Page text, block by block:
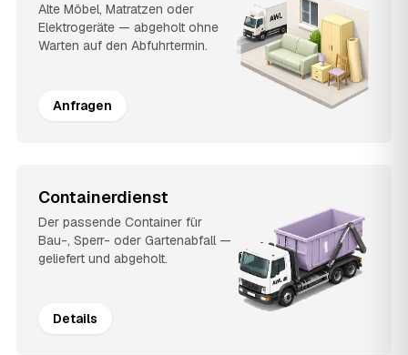
Alte Möbel, Matratzen oder
Elektrogeräte — abgeholt ohne
Warten auf den Abfuhrtermin.
Anfragen
Containerdienst
Der passende Container für
Bau-, Sperr- oder Gartenabfall —
geliefert und abgeholt.
Details